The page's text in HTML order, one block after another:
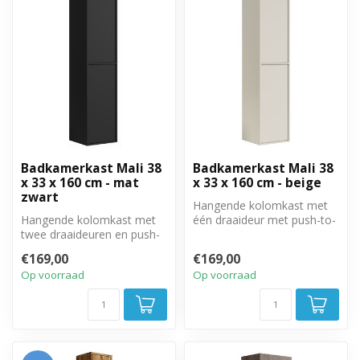
Badkamerkast Mali 38
x 33 x 160 cm - mat
zwart
Hangende kolomkast met
twee draaideuren en push-
links...
€169,00
Op voorraad
Badkamerkast Mali 38
x 33 x 160 cm - beige
Hangende kolomkast met
één draaideur met push-to-
€169,00
Op voorraad